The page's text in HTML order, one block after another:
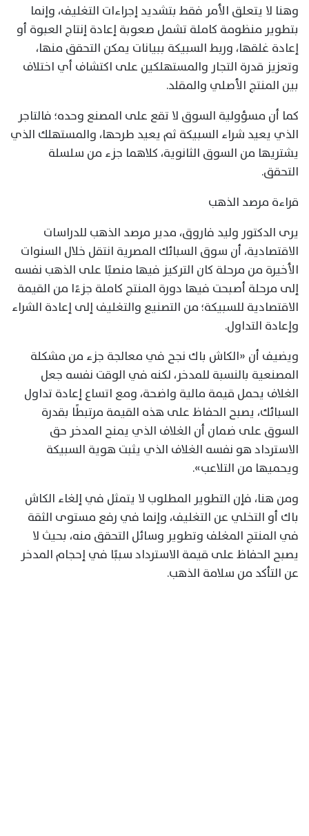
وهنا لا يتعلق الأمر فقط بتشديد إجراءات التغليف، وإنما
بتطوير منظومة كاملة تشمل صعوبة إعادة إنتاج العبوة أو
إعادة غلقها، وربط السبيكة ببيانات يمكن التحقق منها،
وتعزيز قدرة التجار والمستهلكين على اكتشاف أي اختلاف
بين المنتج الأصلي والمقلد.
كما أن مسؤولية السوق لا تقع على المصنع وحده؛ فالتاجر
الذي يعيد شراء السبيكة ثم يعيد طرحها، والمستهلك الذي
يشتريها من السوق الثانوية، كلاهما جزء من سلسلة
التحقق.
قراءة مرصد الذهب
يرى الدكتور وليد فاروق، مدير مرصد الذهب للدراسات
الاقتصادية، أن سوق السبائك المصرية انتقل خلال السنوات
الأخيرة من مرحلة كان التركيز فيها منصبًا على الذهب نفسه
إلى مرحلة أصبحت فيها دورة المنتج كاملة جزءًا من القيمة
الاقتصادية للسبيكة؛ من التصنيع والتغليف إلى إعادة الشراء
وإعادة التداول.
ويضيف أن «الكاش باك نجح في معالجة جزء من مشكلة
المصنعية بالنسبة للمدخر، لكنه في الوقت نفسه جعل
الغلاف يحمل قيمة مالية واضحة، ومع اتساع إعادة تداول
السبائك، يصبح الحفاظ على هذه القيمة مرتبطًا بقدرة
السوق على ضمان أن الغلاف الذي يمنح المدخر حق
الاسترداد هو نفسه الغلاف الذي يثبت هوية السبيكة
ويحميها من التلاعب».
ومن هنا، فإن التطوير المطلوب لا يتمثل في إلغاء الكاش
باك أو التخلي عن التغليف، وإنما في رفع مستوى الثقة
في المنتج المغلف وتطوير وسائل التحقق منه، بحيث لا
يصبح الحفاظ على قيمة الاسترداد سببًا في إحجام المدخر
عن التأكد من سلامة الذهب.